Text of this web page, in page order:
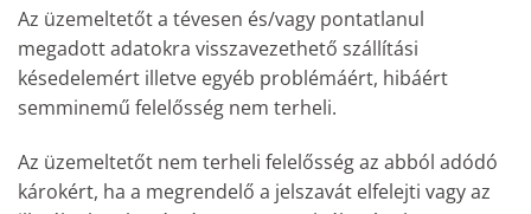
Az üzemeltetőt a tévesen és/vagy pontatlanul
megadott adatokra visszavezethető szállítási
késedelemért illetve egyéb problémáért, hibáért
semminemű felelősség nem terheli.
Az üzemeltetőt nem terheli felelősség az abból adódó
károkért, ha a megrendelő a jelszavát elfelejti vagy az